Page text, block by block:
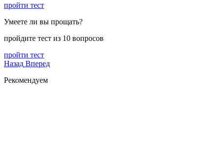
пройти тест
Умеете ли вы прощать?
пройдите тест из 10 вопросов
пройти тест
Назад Вперед
Рекомендуем